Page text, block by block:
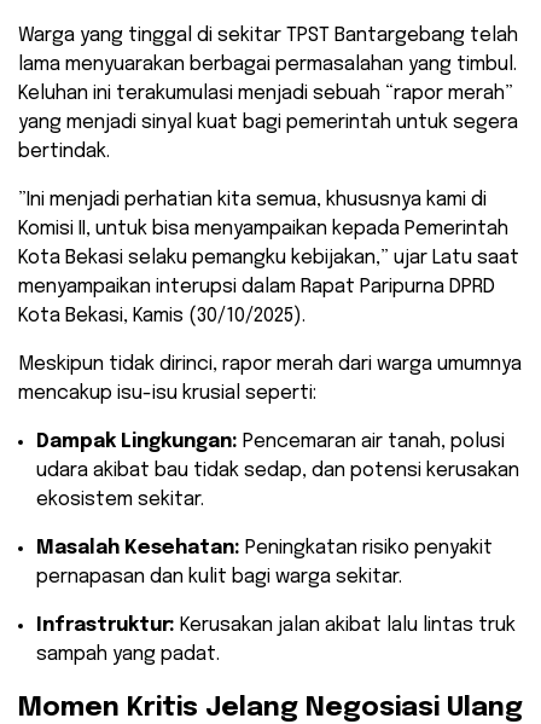
​Warga yang tinggal di sekitar TPST Bantargebang telah
lama menyuarakan berbagai permasalahan yang timbul.
Keluhan ini terakumulasi menjadi sebuah “rapor merah”
yang menjadi sinyal kuat bagi pemerintah untuk segera
bertindak.
​”Ini menjadi perhatian kita semua, khususnya kami di
Komisi II, untuk bisa menyampaikan kepada Pemerintah
Kota Bekasi selaku pemangku kebijakan,” ujar Latu saat
menyampaikan interupsi dalam Rapat Paripurna DPRD
Kota Bekasi, Kamis (30/10/2025).
​Meskipun tidak dirinci, rapor merah dari warga umumnya
mencakup isu-isu krusial seperti:
Dampak Lingkungan: Pencemaran air tanah, polusi
udara akibat bau tidak sedap, dan potensi kerusakan
ekosistem sekitar.
Masalah Kesehatan: Peningkatan risiko penyakit
pernapasan dan kulit bagi warga sekitar.
Infrastruktur: Kerusakan jalan akibat lalu lintas truk
sampah yang padat.
Momen Kritis Jelang Negosiasi Ulang